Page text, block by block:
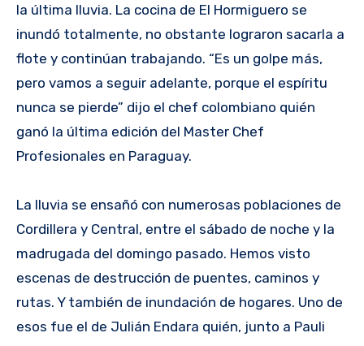
la última lluvia. La cocina de El Hormiguero se
inundó totalmente, no obstante lograron sacarla a
flote y continúan trabajando. “Es un golpe más,
pero vamos a seguir adelante, porque el espíritu
nunca se pierde” dijo el chef colombiano quién
ganó la última edición del Master Chef
Profesionales en Paraguay.
La lluvia se ensañó con numerosas poblaciones de
Cordillera y Central, entre el sábado de noche y la
madrugada del domingo pasado. Hemos visto
escenas de destrucción de puentes, caminos y
rutas. Y también de inundación de hogares. Uno de
esos fue el de Julián Endara quién, junto a Pauli